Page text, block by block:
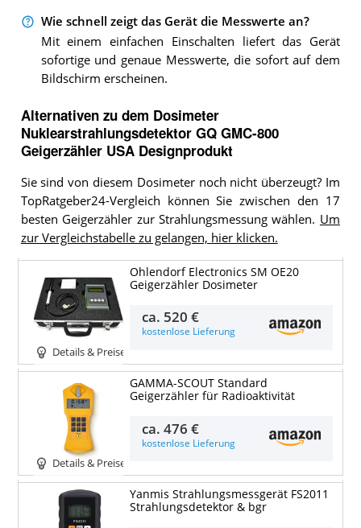
Wie schnell zeigt das Gerät die Messwerte an?
Mit einem einfachen Einschalten liefert das Gerät
sofortige und genaue Messwerte, die sofort auf dem
Bildschirm erscheinen.
Alternativen zu dem Dosimeter
Nuklearstrahlungsdetektor GQ GMC-800
Geigerzähler USA Designprodukt
Sie sind von diesem Dosimeter noch nicht überzeugt? Im
TopRatgeber24-Vergleich können Sie zwischen den 17
besten Geigerzähler zur Strahlungsmessung wählen. Um
zur Vergleichstabelle zu gelangen, hier klicken.
Details & Preise
Ohlendorf Electronics SM OE20
Geigerzähler Dosimeter
ca. 520 €
kostenlose Lieferung
Details & Preise
GAMMA-SCOUT Standard
Geigerzähler für Radioaktivität
ca.476 €
kostenlose Lieferung
Yanmis Strahlungsmessgerät FS2011
Strahlungsdetektor & bgr